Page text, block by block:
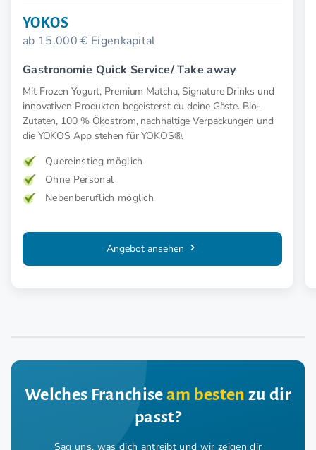
YOKOS
ab 15.000 € Eigenkapital
Gastronomie Quick Service/ Take away
Mit Frozen Yogurt, Premium Matcha, Signature Drinks und
innovativen Produkten begeisterst du deine Gäste. Bio-
Zutaten, 100 % Ökostrom, nachhaltige Verpackungen und
die YOKOS App stehen für YOKOS®.
Quereinstieg möglich
Ohne Personal
Nebenberuflich möglich
Angebot ansehen
Welches Franchiseam besten zu dir
passt?
Sag uns, was dich antreibt und wir zeigen dir